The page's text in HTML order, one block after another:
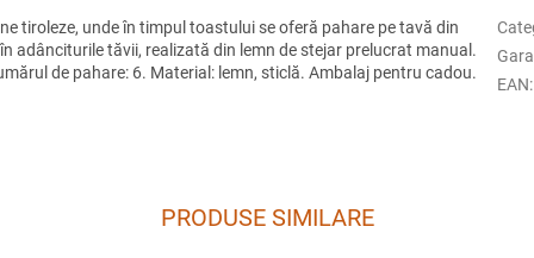
tiroleze, unde în timpul toastului se oferă pahare pe tavă din
adânciturile tăvii, realizată din lemn de stejar prelucrat manual.
de pahare: 6. Material: lemn, sticlă. Ambalaj pentru cadou.
EAN:
PRODUSE SIMILARE